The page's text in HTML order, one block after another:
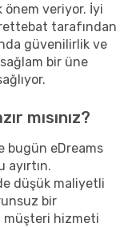
veriyor. İyi
tarafından
güvenilirlik ve
bir üne
mısınız?
bugün eDreams
düşük maliyetli
bir
müşteri hizmeti